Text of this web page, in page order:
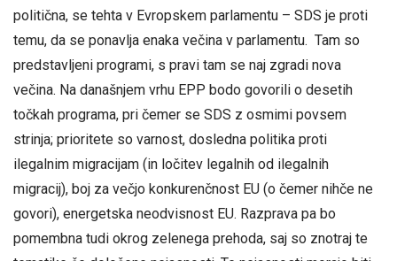
politična, se tehta v Evropskem parlamentu – SDS je proti
temu, da se ponavlja enaka večina v parlamentu. Tam so
predstavljeni programi, s pravi tam se naj zgradi nova
večina. Na današnjem vrhu EPP bodo govorili o desetih
točkah programa, pri čemer se SDS z osmimi povsem
strinja; prioritete so varnost, dosledna politika proti
ilegalnim migracijam (in ločitev legalnih od ilegalnih
migracij), boj za večjo konkurenčnost EU (o čemer nihče ne
govori), energetska neodvisnost EU. Razprava pa bo
pomembna tudi okrog zelenega prehoda, saj so znotraj te